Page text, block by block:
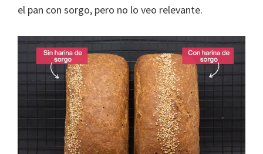
el pan con sorgo, pero no lo veo relevante.